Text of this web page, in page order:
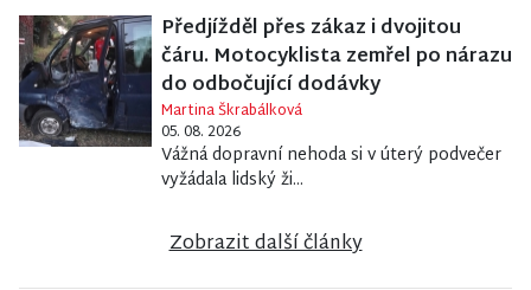
Předjížděl přes zákaz i dvojitou
čáru. Motocyklista zemřel po nárazu
do odbočující dodávky
Martina Škrabálková
05. 08. 2026
Vážná dopravní nehoda si v úterý podvečer
vyžádala lidský ži...
Zobrazit další články